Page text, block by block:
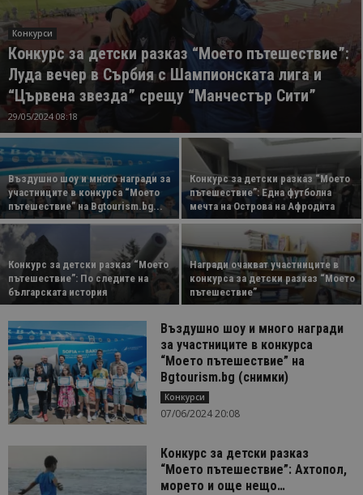
Конкурси
Конкурс за детски разказ “Моето пътешествие”:
Луда вечер в Сърбия с Шампионската лига и
“Цървена звезда” срещу “Манчестър Сити”
29/05/2024 08:18
Въздушно шоу и много награди за
участниците в конкурса “Моето
пътешествие” на Bgtourism.bg...
Конкурс за детски разказ “Моето
пътешествие”: Една футболна
мечта на Острова на Афродита
Конкурс за детски разказ “Моето
пътешествие”: По следите на
българската история
Награди очакват участниците в
конкурса за детски разказ “Моето
пътешествие”
Въздушно шоу и много награди
за участниците в конкурса
“Моето пътешествие” на
Bgtourism.bg (снимки)
Конкурси
07/06/2024 20:08
Конкурс за детски разказ
“Моето пътешествие”: Ахтопол,
морето и още нещо…